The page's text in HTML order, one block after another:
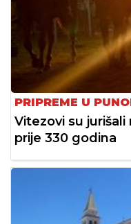
PRIPREME U
Vitezovi su
prije 330 godina